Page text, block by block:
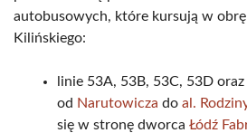
autobusowych, które kursują w
Kilińskiego:
linie 53A, 53B, 53C, 53D
od Narutowicza do al.
się w stronę dworca Łódź